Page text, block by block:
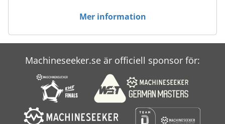
Mer information
Machineseeker.se är officiell sponsor för: